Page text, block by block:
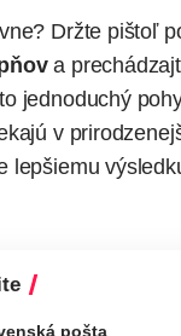
Držte pištoľ
a
jednoduchý
v
lepšiemu
pošta